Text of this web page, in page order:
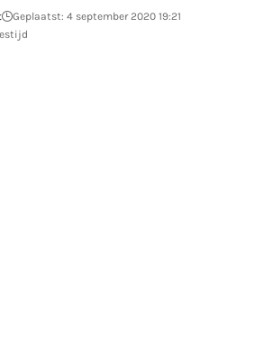
Geplaatst: 4 september 2020 19:21